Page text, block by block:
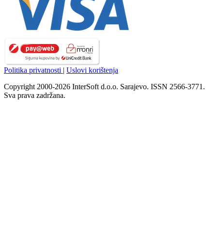
Politika privatnosti | Uslovi korištenja
Copyright 2000-2026 InterSoft d.o.o. Sarajevo. ISSN 2566-3771.
Sva prava zadržana.